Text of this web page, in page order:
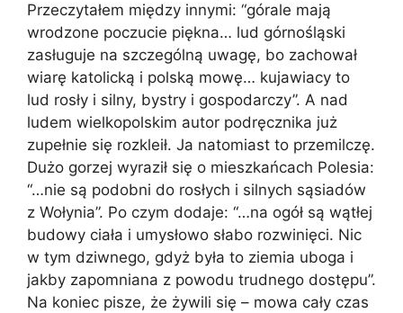
Przeczytałem między innymi: “górale mają
wrodzone poczucie piękna… lud górnośląski
zasługuje na szczególną uwagę, bo zachował
wiarę katolicką i polską mowę… kujawiacy to
lud rosły i silny, bystry i gospodarczy”. A nad
ludem wielkopolskim autor podręcznika już
zupełnie się rozkleił. Ja natomiast to przemilczę.
Dużo gorzej wyraził się o mieszkańcach Polesia:
“…nie są podobni do rosłych i silnych sąsiadów
z Wołynia”. Po czym dodaje: “…na ogół są wątłej
budowy ciała i umysłowo słabo rozwinięci. Nic
w tym dziwnego, gdyż była to ziemia uboga i
jakby zapomniana z powodu trudnego dostępu”.
Na koniec pisze, że żywili się – mowa cały czas